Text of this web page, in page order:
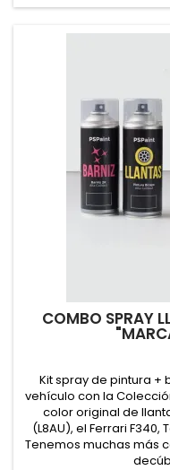
COMBO SPRAY
Kit spray de pintura +
vehículo con la
color original de
(L8AU), el Ferrari F340,
Tenemos muchas más